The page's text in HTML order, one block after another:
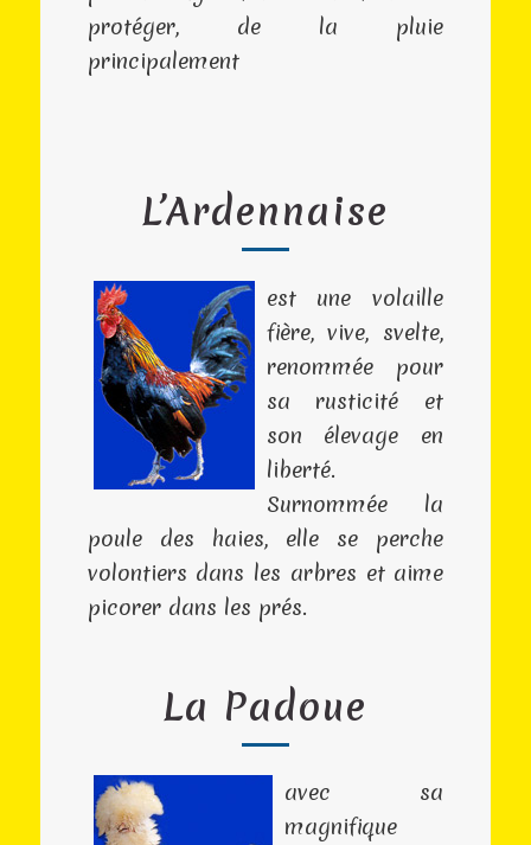
protéger, de la pluie
principalement
L’Ardennaise
est une volaille
fière, vive, svelte,
renommée pour
sa rusticité et
son élevage en
liberté.
Surnommée la
poule des haies, elle se perche
volontiers dans les arbres et aime
picorer dans les prés.
La Padoue
avec sa
magnifique